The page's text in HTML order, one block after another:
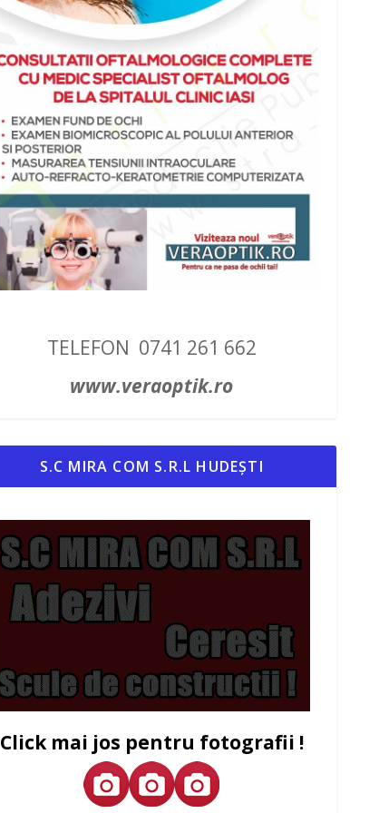
TELEFON 0741 261 662
www.veraoptik.ro
S.C MIRA COM S.R.L HUDEȘTI
Click mai jos pentru fotografii !